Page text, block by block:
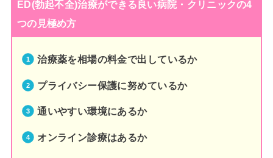
ED(勃起不全)治療ができる良い病院・クリニックの4
つの見極め方
治療薬を相場の料金で出しているか
プライバシー保護に努めているか
通いやすい環境にあるか
オンライン診療はあるか